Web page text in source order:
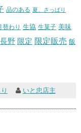
品のある 夏、さっぱり
替わり 生協 生菓子 美味
長野 限定 限定販売 飯
いと忠店主